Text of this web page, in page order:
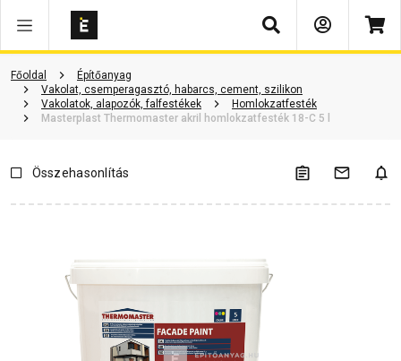
Keresés
Főoldal
Építőanyag
Vakolat, csemperagasztó, habarcs, cement, szilikon
Vakolatok, alapozók, falfestékek
Homlokzatfesték
Masterplast Thermomaster akril homlokzatfesték 18-C 5 l
Termékinformáció Kérdések és válaszok
Összehasonlítás